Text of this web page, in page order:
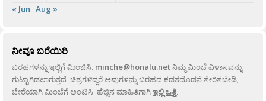
« Jun Aug »
ನೀವೂ ಬರೆಯಿರಿ
ಬರಹಗಳನ್ನು ಇಲ್ಲಿಗೆ ಮಿಂಚಿಸಿ: minche@honalu.netನಿಮ್ಮ ಮಿಂಚೆ ವಿಳಾಸವನ್ನು
ಗುಟ್ಟಾಗಿಡಲಾಗುತ್ತದೆ. ಚಿತ್ರಗಳಿದ್ದರೆ ಅವುಗಳನ್ನು ಬರಹದ ಕಡತದೊಡನೆ ಸೇರಿಸಬೇಡಿ,
ಬೇರೆಯಾಗಿ ಮಿಂಚೆಗೆ ಅಂಟಿಸಿ. ಹೆಚ್ಚಿನ ಮಾಹಿತಿಗಾಗಿಇಲ್ಲಿ ಒತ್ತಿ